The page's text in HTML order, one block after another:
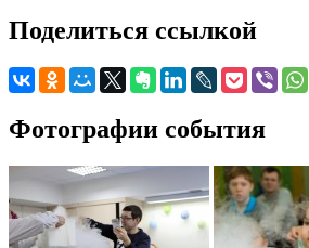
Поделиться ссылкой
Фотографии события